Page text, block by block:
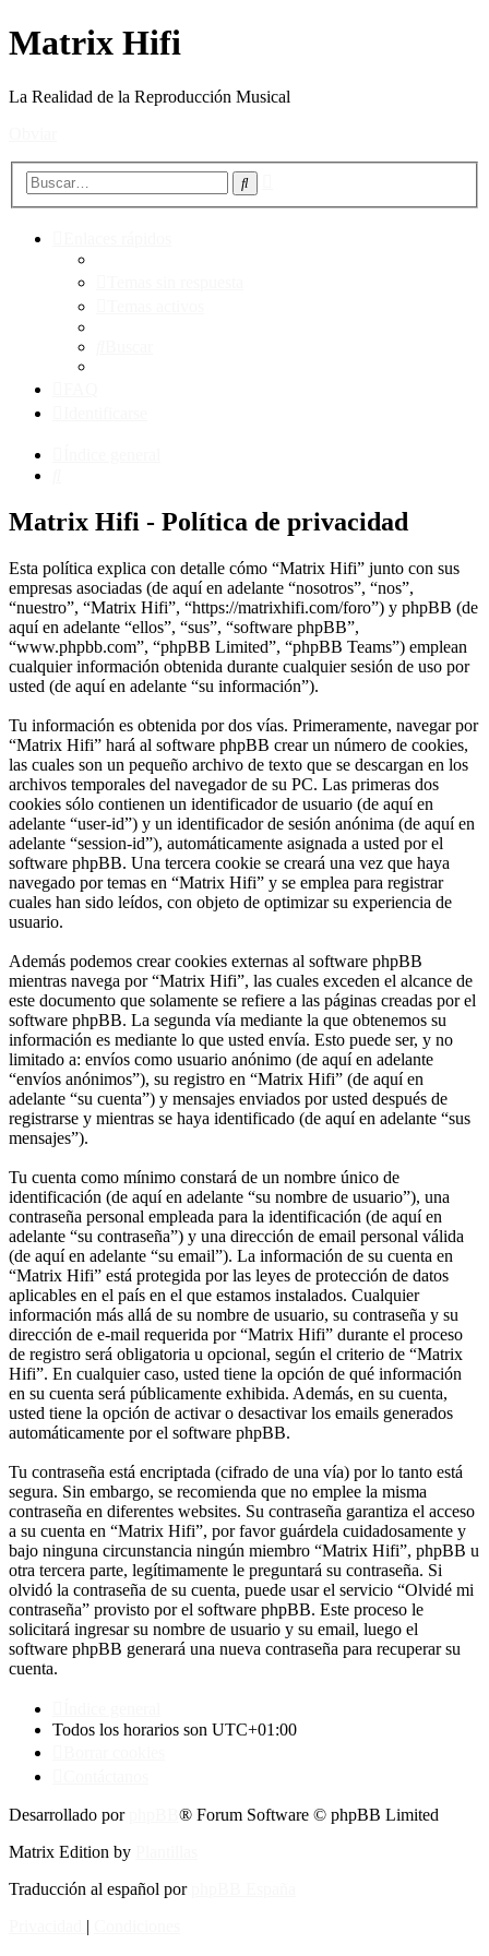
Matrix Hifi
La Realidad de la Reproducción Musical
Buscar
Matrix Hifi - Política de privacidad
Esta política explica con detalle cómo “Matrix Hifi” junto con sus
empresas asociadas (de aquí en adelante “nosotros”, “nos”,
“nuestro”, “Matrix Hifi”, “https://matrixhifi.com/foro”) y phpBB (de
aquí en adelante “ellos”, “sus”, “software phpBB”,
“www.phpbb.com”, “phpBB Limited”, “phpBB Teams”) emplean
cualquier información obtenida durante cualquier sesión de uso por
usted (de aquí en adelante “su información”).
Tu información es obtenida por dos vías. Primeramente, navegar por
“Matrix Hifi” hará al software phpBB crear un número de cookies,
las cuales son un pequeño archivo de texto que se descargan en los
archivos temporales del navegador de su PC. Las primeras dos
cookies sólo contienen un identificador de usuario (de aquí en
adelante “user-id”) y un identificador de sesión anónima (de aquí en
adelante “session-id”), automáticamente asignada a usted por el
software phpBB. Una tercera cookie se creará una vez que haya
navegado por temas en “Matrix Hifi” y se emplea para registrar
cuales han sido leídos, con objeto de optimizar su experiencia de
usuario.
Además podemos crear cookies externas al software phpBB
mientras navega por “Matrix Hifi”, las cuales exceden el alcance de
este documento que solamente se refiere a las páginas creadas por el
software phpBB. La segunda vía mediante la que obtenemos su
información es mediante lo que usted envía. Esto puede ser, y no
limitado a: envíos como usuario anónimo (de aquí en adelante
“envíos anónimos”), su registro en “Matrix Hifi” (de aquí en
adelante “su cuenta”) y mensajes enviados por usted después de
registrarse y mientras se haya identificado (de aquí en adelante “sus
mensajes”).
Tu cuenta como mínimo constará de un nombre único de
identificación (de aquí en adelante “su nombre de usuario”), una
contraseña personal empleada para la identificación (de aquí en
adelante “su contraseña”) y una dirección de email personal válida
(de aquí en adelante “su email”). La información de su cuenta en
“Matrix Hifi” está protegida por las leyes de protección de datos
aplicables en el país en el que estamos instalados. Cualquier
información más allá de su nombre de usuario, su contraseña y su
dirección de e-mail requerida por “Matrix Hifi” durante el proceso
de registro será obligatoria u opcional, según el criterio de “Matrix
Hifi”. En cualquier caso, usted tiene la opción de qué información
en su cuenta será públicamente exhibida. Además, en su cuenta,
usted tiene la opción de activar o desactivar los emails generados
automáticamente por el software phpBB.
Tu contraseña está encriptada (cifrado de una vía) por lo tanto está
segura. Sin embargo, se recomienda que no emplee la misma
contraseña en diferentes websites. Su contraseña garantiza el acceso
a su cuenta en “Matrix Hifi”, por favor guárdela cuidadosamente y
bajo ninguna circunstancia ningún miembro “Matrix Hifi”, phpBB u
otra tercera parte, legítimamente le preguntará su contraseña. Si
olvidó la contraseña de su cuenta, puede usar el servicio “Olvidé mi
contraseña” provisto por el software phpBB. Este proceso le
solicitará ingresar su nombre de usuario y su email, luego el
software phpBB generará una nueva contraseña para recuperar su
cuenta.
Todos los horarios son UTC+01:00
Desarrollado por
® Forum Software © phpBB Limited
Matrix Edition by
Traducción al español por
|